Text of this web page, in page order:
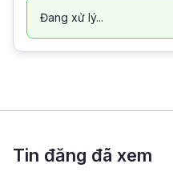
Đang xử lý...
Tin đăng đã xem